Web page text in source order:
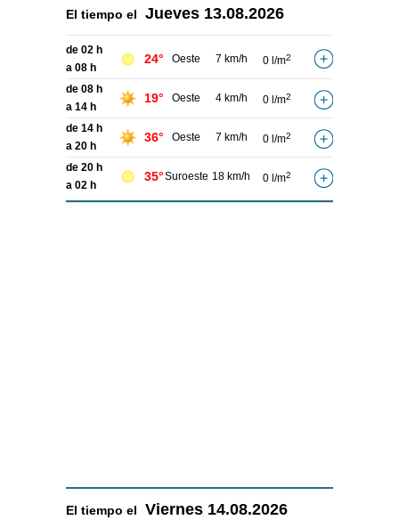
El tiempo el Jueves 13.08.2026
de 02 h
a 08 h
24° Oeste 7 km/h 0 l/m2
de 08 h
a 14 h
19° Oeste 4 km/h 0 l/m2
de 14 h
a 20 h
36° Oeste 7 km/h 0 l/m2
de 20 h
a 02 h
35°Suroeste 18 km/h 0 l/m2
El tiempo el Viernes 14.08.2026